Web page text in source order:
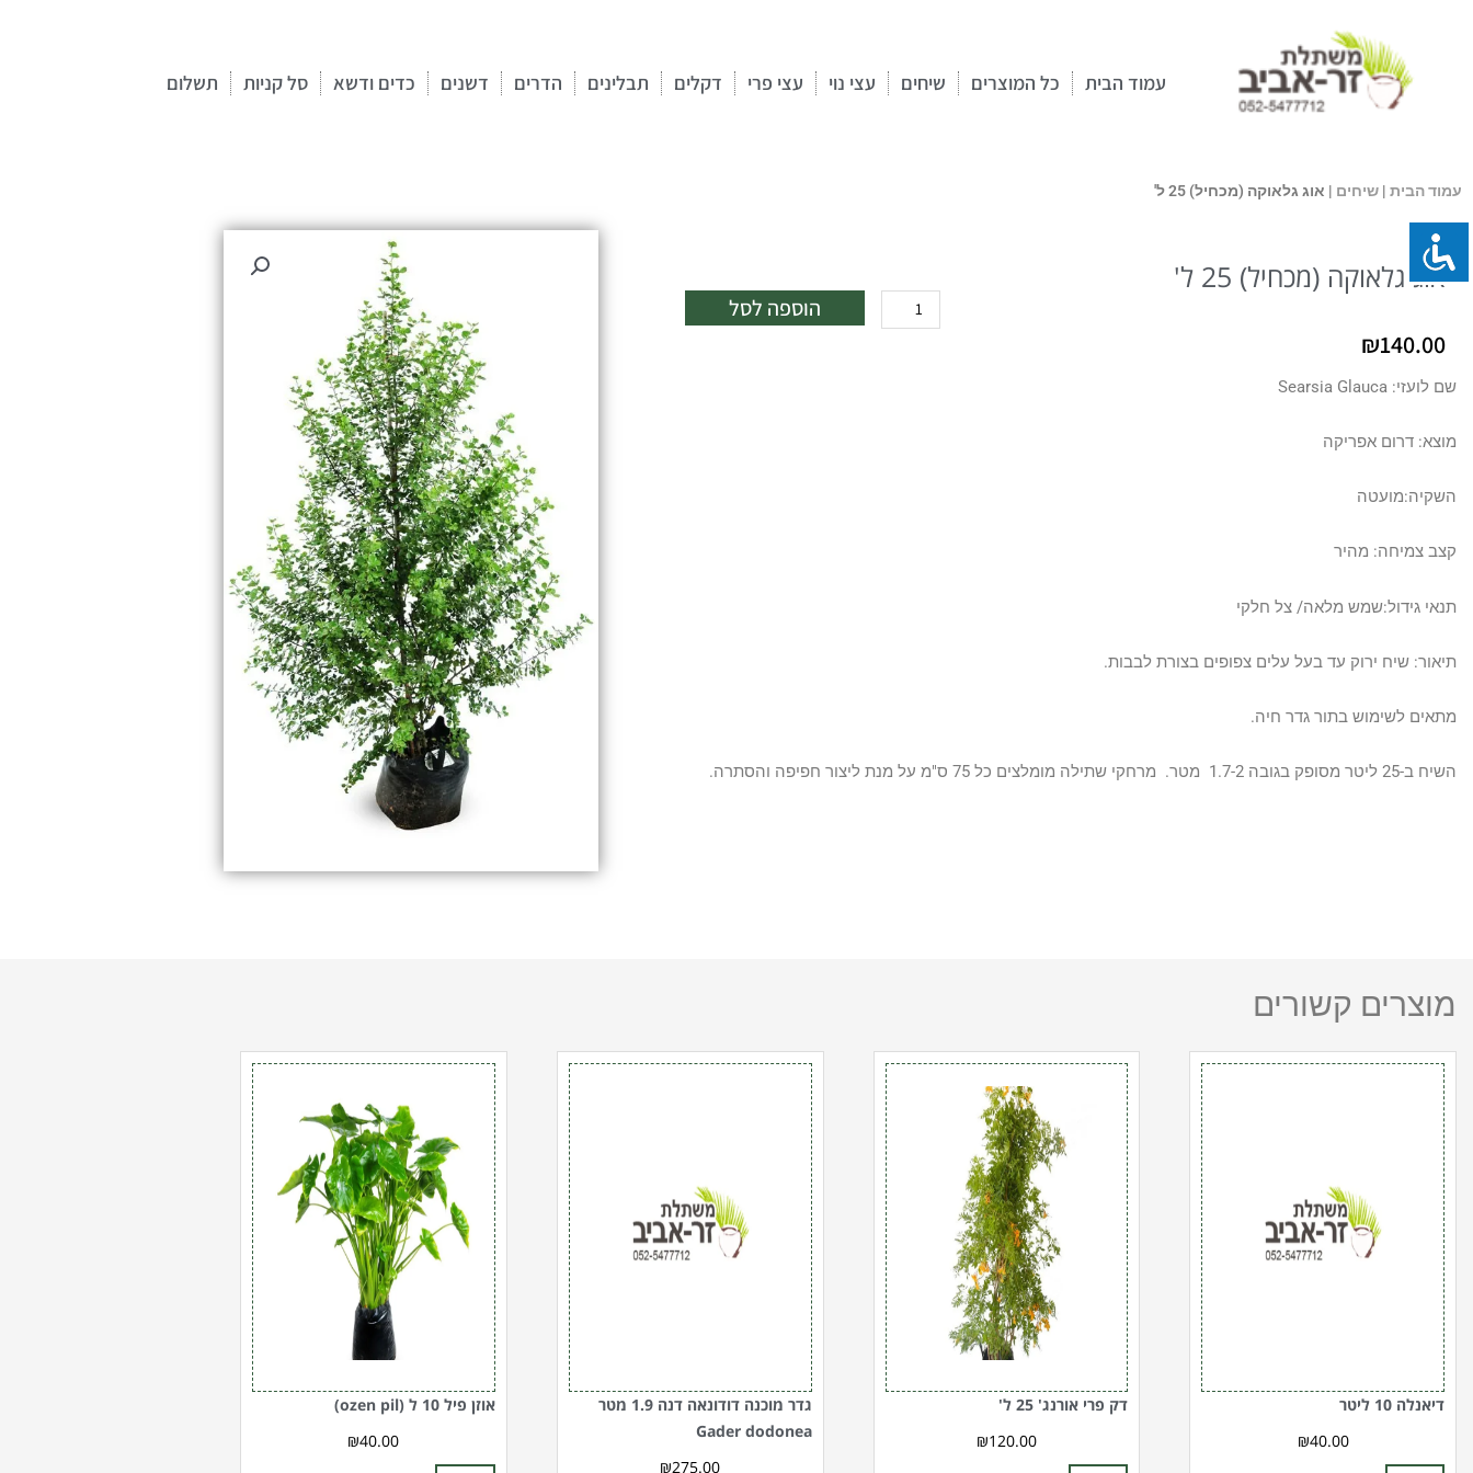
עמוד הבית כל המוצרים שיחים עצי נוי עצי פרי דקלים תבלינים הדרים דשנים כדים ודשא סל קניות תשלום
עמוד הבית | שיחים | אוג גלאוקה (מכחיל) 25 ל'
אוג גלאוקה (מכחיל) 25 ל'
₪140.00
כמות
של
הוספה לסל
שם לועזי: Searsia Glauca
מוצא: דרום אפריקה
השקיה:מועטה
קצב צמיחה: מהיר
תנאי גידול:שמש מלאה/ צל חלקי
תיאור: שיח ירוק עד בעל עלים צפופים בצורת לבבות.
מתאים לשימוש בתור גדר חיה.
השיח ב-25 ליטר מסופק בגובה 1.7-2 מטר. מרחקי שתילה מומלצים כל 75 ס"מ על מנת ליצור חפיפה והסתרה.
מוצרים קשורים
דיאנלה 10 ליטר
₪40.00
כמות
של
דיאנלה
10
ליטר
דק פרי אורנג' 25 ל'
₪120.00
כמות
של
דק
פרי
אורנג'
25
ל'
גדר מוכנה דודונאה דנה 1.9 מטר
Gader dodonea
₪275.00
כמות
של
גדר
מוכנה
דודונאה
דנה
1.9
מטר
Gader
dodonea
אוזן פיל 10 ל (ozen pil)
₪40.00
כמות
של
אוזן
פיל
10
ל
(ozen
pil)